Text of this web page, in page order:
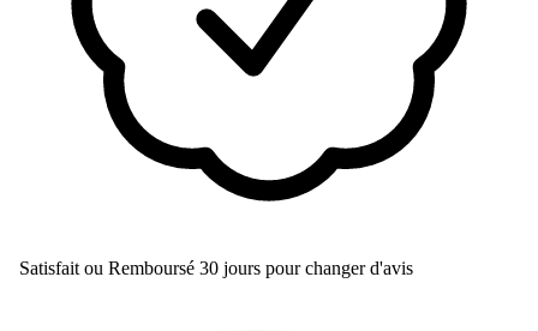
Satisfait ou Remboursé 30 jours pour changer d'avis